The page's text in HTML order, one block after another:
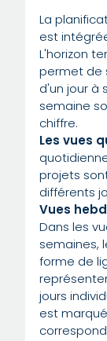
La
est
L'horizon
permet de
d'un jour à
semaine
chiffre.
Les vues
projets
différents
Vues
Dans les
semaines,
forme de
jours
est